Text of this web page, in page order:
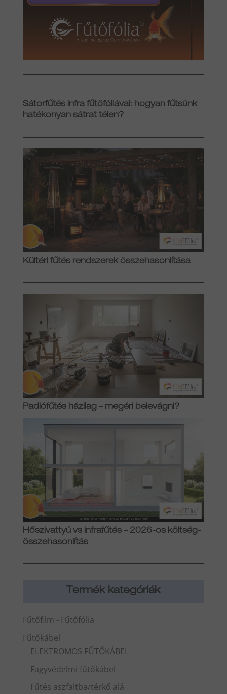
Sátorfűtés infra fűtőfóliával: hogyan fűtsünk
hatékonyan sátrat télen?
Kültéri fűtés rendszerek összehasonlítása
Padlófűtés házilag – megéri belevágni?
Hőszivattyú vs infrafűtés – 2026-os költség-
összehasonlítás
Termék kategóriák
Fűtőfilm - Fűtőfólia
Fűtőkábel
ELEKTROMOS FŰTŐKÁBEL
Fagyvédelmi fűtőkábel
Fűtés aszfaltba/térkő alá